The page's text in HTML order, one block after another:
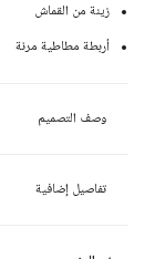
زينة من القماش
أربطة مطاطية مرنة
وصف التصميم
تفاصيل إضافية